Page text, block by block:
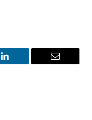
LinkedIn Email